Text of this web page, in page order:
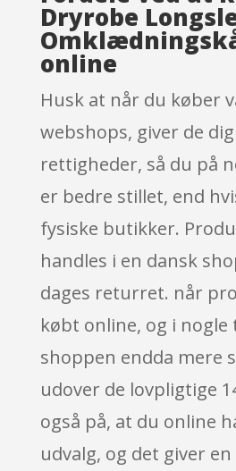
Dryrobe
online
Husk at når du køber
webshops, giver de
rettigheder, så du på
er bedre stillet, end
fysiske butikker.
handles i en dansk
dages returret. når
købt online, og i
shoppen endda mere
udover de lovpligtige
også på, at du online
udvalg, og det giver en